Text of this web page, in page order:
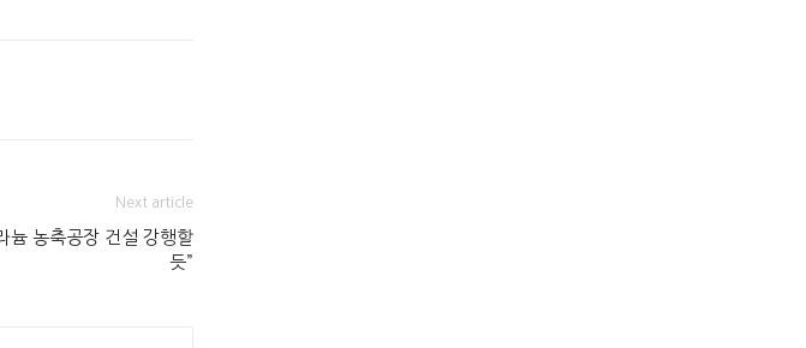
Next article
늄 농축공장 건설 강행할
듯”